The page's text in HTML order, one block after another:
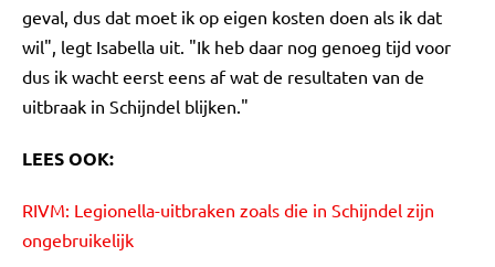
geval, dus dat moet ik op eigen kosten doen als ik dat
wil", legt Isabella uit. "Ik heb daar nog genoeg tijd voor
dus ik wacht eerst eens af wat de resultaten van de
uitbraak in Schijndel blijken."
LEES OOK:
RIVM: Legionella-uitbraken zoals die in Schijndel zijn
ongebruikelijk